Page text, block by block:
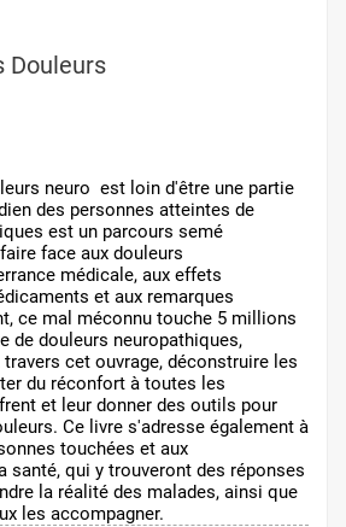
Douleurs
neuro est loin d'être une partie
des personnes atteintes de
est un parcours semé
face aux douleurs
médicale, aux effets
et aux remarques
ce mal méconnu touche 5 millions
de douleurs neuropathiques,
cet ouvrage, déconstruire les
du réconfort à toutes les
et leur donner des outils pour
Ce livre s'adresse également à
touchées et aux
santé, qui y trouveront des réponses
la réalité des malades, ainsi que
les accompagner.